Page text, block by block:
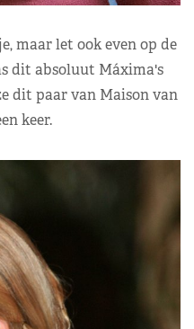
maar let ook even op de
dit absoluut Máxima's
dit paar van Maison van
keer.